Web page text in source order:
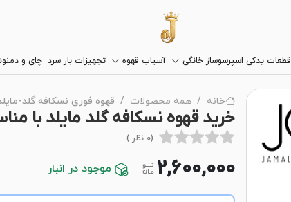
قطعات یدکی اسپرسوساز خانگی آسیاب قهوه تجهیزات بار سرد چای و
خانه همه محصولات قهوه فوری نسکافه گلد-
خرید قهوه نسکافه گلد مایلد با
(0 نظر )
2,600,000 موجود در انبار